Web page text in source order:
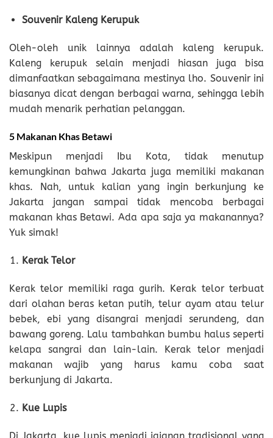
Souvenir Kaleng Kerupuk
Oleh-oleh unik lainnya adalah kaleng kerupuk.
Kaleng kerupuk selain menjadi hiasan juga bisa
dimanfaatkan sebagaimana mestinya lho. Souvenir ini
biasanya dicat dengan berbagai warna, sehingga lebih
mudah menarik perhatian pelanggan.
5 Makanan Khas Betawi
Meskipun menjadi Ibu Kota, tidak menutup
kemungkinan bahwa Jakarta juga memiliki makanan
khas. Nah, untuk kalian yang ingin berkunjung ke
Jakarta jangan sampai tidak mencoba berbagai
makanan khas Betawi. Ada apa saja ya makanannya?
Yuk simak!
Kerak Telor
Kerak telor memiliki raga gurih. Kerak telor terbuat
dari olahan beras ketan putih, telur ayam atau telur
bebek, ebi yang disangrai menjadi serundeng, dan
bawang goreng. Lalu tambahkan bumbu halus seperti
kelapa sangrai dan lain-lain. Kerak telor menjadi
makanan wajib yang harus kamu coba saat
berkunjung di Jakarta.
Kue Lupis
Di Jakarta, kue lupis menjadi jajanan tradisional yang